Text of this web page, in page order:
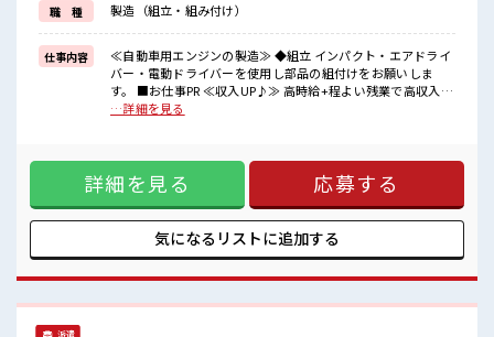
■職場の雰囲気
派手すぎなければ多少のヘアカラーもOKなのはウレシイPoint☆
しっかり休める休憩室あり！
オンオフの切替もできちゃう！
ロッカーあり！
安心してお仕事に集中♪
職 種 製造（組立・組み付け）
仕事内容
≪自動車用エンジンの製造≫ ◆組立 インパクト・エアドライ
バー・電動ドライバーを使用し部品の組付けをお願いしま
す。 ■お仕事PR ≪収入UP♪≫ 高時給+程よい残業で高収入が
目指せちゃう♪ ≪ヘアカラーOKで自由な雰囲気の職場≫ 明
駐車場あり≫ マイカー通勤もOK！ ≪食堂あり≫ カフェテリ
ア形式になっていておしゃれでメニューも豊富★ ■職場の雰
囲気 派手すぎなければ多少のヘアカラーもOKなのはウレシイ
Point☆ しっかり休める休憩室あり！ オンオフの切替もでき
ちゃう！ ロッカーあり！ 安心してお仕事に集中♪
…詳細を見る
詳細を見る 応募する
気になるリストに追加する
派遣